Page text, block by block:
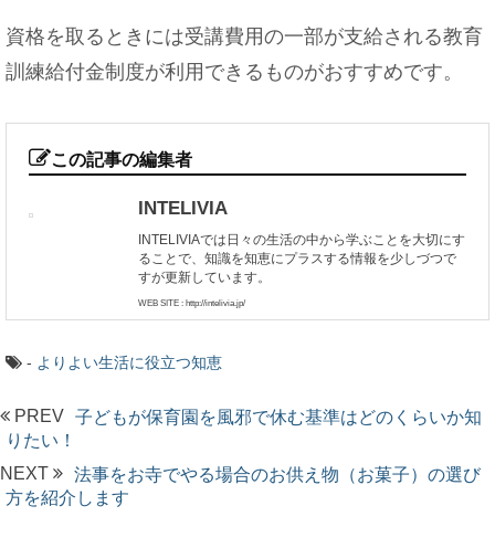
資格を取るときには受講費用の一部が支給される教育
訓練給付金制度が利用できるものがおすすめです。
この記事の編集者
INTELIVIA
INTELIVIAでは日々の生活の中から学ぶことを大切にす
ることで、知識を知恵にプラスする情報を少しづつで
すが更新しています。
WEB SITE : http://intelivia.jp/
- よりよい生活に役立つ知恵
PREV 子どもが保育園を風邪で休む基準はどのくらいか知
りたい！
NEXT
法事をお寺でやる場合のお供え物（お菓子）の選び
方を紹介します